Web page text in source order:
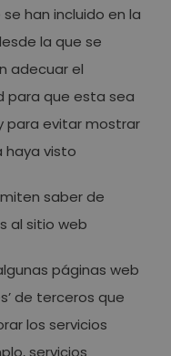
han incluido en la
la que se
adecuar el
para que esta sea
para evitar mostrar
haya visto
saber de
al sitio web
páginas web
de terceros que
los servicios
servicios